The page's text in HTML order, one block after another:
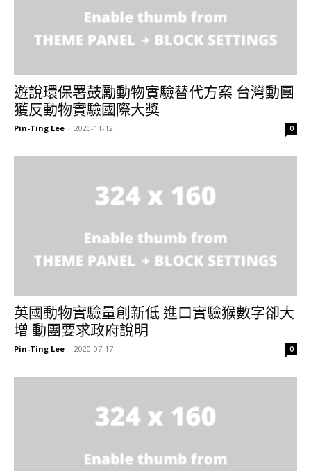
遊說環保署鼓勵動物實驗替代方案 台灣動團
獲反動物實驗國際大獎
Pin-Ting Lee - 2020-11-12 0
英國動物實驗量創新低 進口實驗猴數字卻大
增 動團要求政府說明
Pin-Ting Lee - 2020-07-17 0